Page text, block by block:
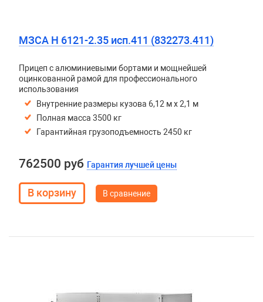
МЗСА H 6121-2.35 исп.411 (832273.411)
Прицеп с алюминиевыми бортами и мощнейшей
оцинкованной рамой для профессионального
использования
Внутренние размеры кузова 6,12 м х 2,1 м
Полная масса 3500 кг
Гарантийная грузоподъемность 2450 кг
762500 руб Гарантия лучшей цены
В сравнение